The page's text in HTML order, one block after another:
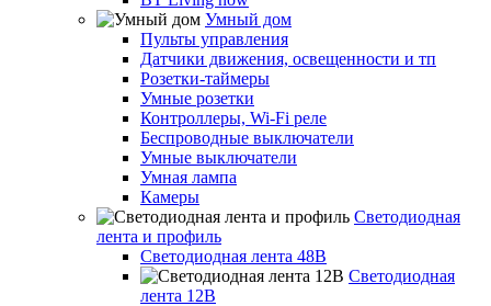
Умный дом
Пульты управления
Датчики движения, освещенности и тп
Розетки-таймеры
Умные розетки
Контроллеры, Wi-Fi реле
Беспроводные выключатели
Умные выключатели
Умная лампа
Камеры
Светодиодная
лента и профиль
Светодиодная лента 48В
Светодиодная
лента 12В